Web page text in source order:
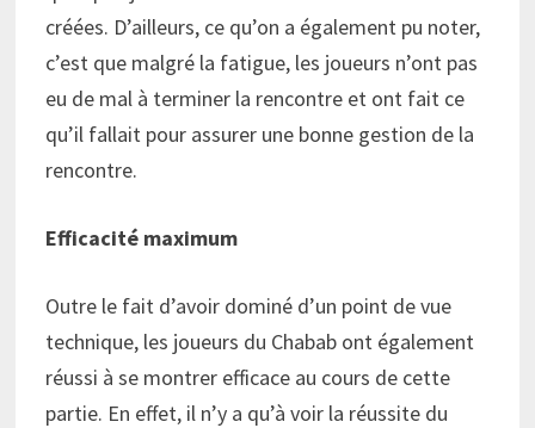
créées. D’ailleurs, ce qu’on a également pu noter,
c’est que malgré la fatigue, les joueurs n’ont pas
eu de mal à terminer la rencontre et ont fait ce
qu’il fallait pour assurer une bonne gestion de la
rencontre.
Efficacité maximum
Outre le fait d’avoir dominé d’un point de vue
technique, les joueurs du Chabab ont également
réussi à se montrer efficace au cours de cette
partie. En effet, il n’y a qu’à voir la réussite du